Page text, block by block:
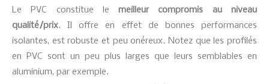
Le PVC constitue lemeilleur compromis au niveau
qualité/prix. Il offre en effet de bonnes performances
isolantes, est robuste et peu onéreux. Notez que les profilés
en PVC sont un peu plus larges que leurs semblables en
aluminium, par exemple.